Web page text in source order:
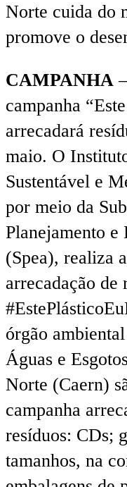
Norte cuida do
promove o
CAMPANHA
campanha
arrecadará
maio. O
Sustentável e
por meio da
Planejamento e
(Spea), realiza
arrecadação de
órgão
Águas e
Norte (Caern)
campanha
resíduos: CDs;
tamanhos, na